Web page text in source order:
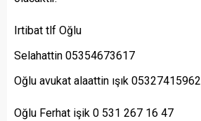
Irtibat tlf Oğlu
Selahattin 05354673617
Oğlu avukat alaattin ışık 05327415962
Oğlu Ferhat işik 0 531 267 16 47